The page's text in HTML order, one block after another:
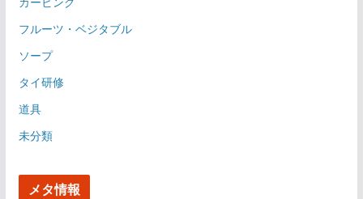
フルーツ・ベジタブル
ソープ
タイ研修
道具
未分類
メタ情報